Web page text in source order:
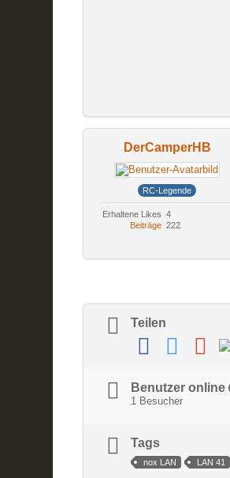
DerCamperHB
RC-Legende
Erhaltene Likes 4
Beiträge 222
Teilen
Benutzer online
1 Besucher
Tags
nox LAN LAN 41